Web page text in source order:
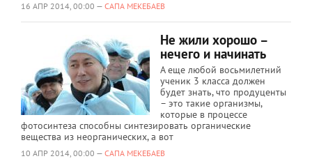
16 АПР 2014, 00:00 — САПА МЕКЕБАЕВ
Не жили хорошо –
нечего и начинать
А еще любой восьмилетний
ученик 3 класса должен
будет знать, что продуценты
– это такие организмы,
которые в процессе
фотосинтеза способны синтезировать органические
вещества из неорганических, а вот
10 АПР 2014, 00:00 — САПА МЕКЕБАЕВ